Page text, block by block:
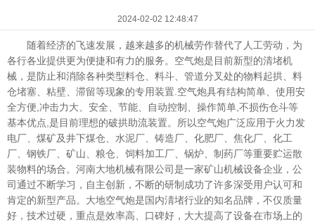
2024-02-02 12:48:47
随着经济的飞速发展，越来越多的机械劳作替代了人工劳动，为
各行各业提供更为便捷和有力的服务。空气炮是目前新型的清堵机
械，是防止和消除各种类型料仓、料斗、管道分叉处的物料起拱、料
仓堵塞、粘壁、滞留等现象的专用装置.空气炮具有结构简单、使用安
全方便,冲击力大、安全、节能、自动控制、操作简单,不损伤仓斗等
基本优点,是目前理想的破拱助流装置。所以空气炮广泛应用于火力发
电厂、煤矿及井下煤仓、水泥厂、铸造厂、化肥厂、焦化厂、化工
厂、钢铁厂、矿山、粮仓、饲料加工厂、锅炉、制药厂等重要贮运散
装物料的场合。河南大地机械有限公司是一家矿山机械设备企业，公
司通过不断学习，自主创新，不断的研制成功了许多深受用户认可和
肯定的新型产品。大地空气炮是国内淸堵行业的知名品牌，不仅质量
好，技术过硬，重点是效率高、口碑好，大大提高了设备在市场上的